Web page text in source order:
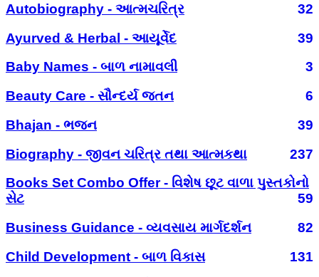
Autobiography - આત્મચરિત્ર
32
Ayurved & Herbal - આયૂર્વેદ
39
Baby Names - બાળ નામાવલી
3
Beauty Care - સૌન્દર્ય જતન
6
Bhajan - ભજન
39
Biography - જીવન ચરિત્ર તથા આત્મકથા
237
Books Set Combo Offer - વિશેષ છૂટ વાળા પુસ્તકોનો
સેટ
59
Business Guidance - વ્યવસાય માર્ગદર્શન
82
Child Development - બાળ વિકાસ
131